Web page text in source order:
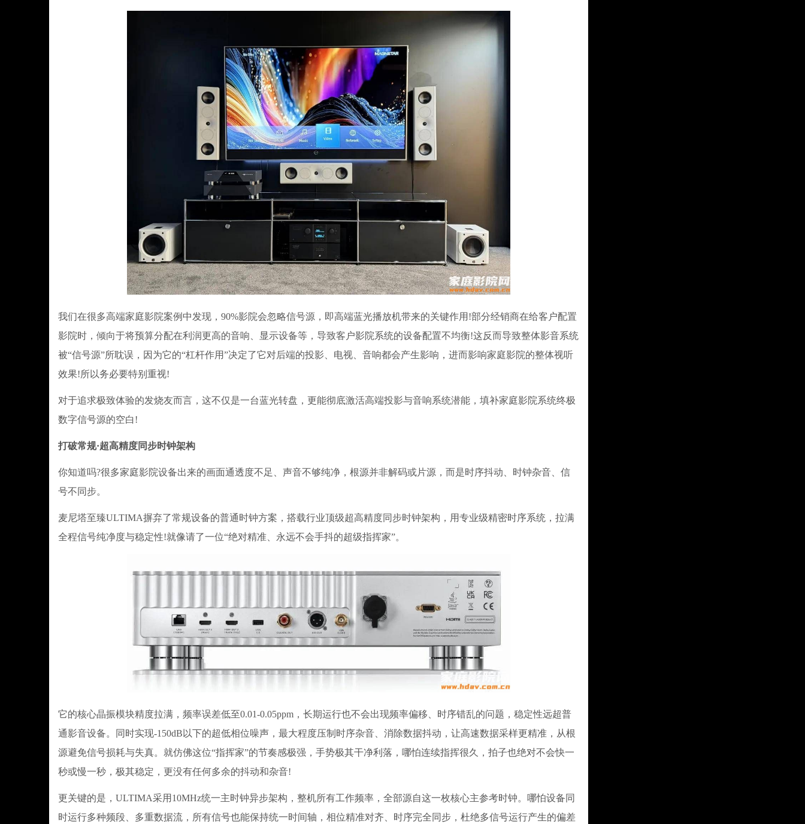
我们在很多高端家庭影院案例中发现，90%影院会忽略信号源，即高端蓝光播放机带来的关键作用!部分经销商在给客户配置
影院时，倾向于将预算分配在利润更高的音响、显示设备等，导致客户影院系统的设备配置不均衡!这反而导致整体影音系统
被“信号源”所耽误，因为它的“杠杆作用”决定了它对后端的投影、电视、音响都会产生影响，进而影响家庭影院的整体视听
效果!所以务必要特别重视!
对于追求极致体验的发烧友而言，这不仅是一台蓝光转盘，更能彻底激活高端投影与音响系统潜能，填补家庭影院系统终极
数字信号源的空白!
打破常规·超高精度同步时钟架构
你知道吗?很多家庭影院设备出来的画面通透度不足、声音不够纯净，根源并非解码或片源，而是时序抖动、时钟杂音、信
号不同步。
麦尼塔至臻ULTIMA摒弃了常规设备的普通时钟方案，搭载行业顶级超高精度同步时钟架构，用专业级精密时序系统，拉满
全程信号纯净度与稳定性!就像请了一位“绝对精准、永远不会手抖的超级指挥家”。
它的核心晶振模块精度拉满，频率误差低至0.01-0.05ppm，长期运行也不会出现频率偏移、时序错乱的问题，稳定性远超普
通影音设备。同时实现-150dB以下的超低相位噪声，最大程度压制时序杂音、消除数据抖动，让高速数据采样更精准，从根
源避免信号损耗与失真。就仿佛这位“指挥家”的节奏感极强，手势极其干净利落，哪怕连续指挥很久，拍子也绝对不会快一
秒或慢一秒，极其稳定，更没有任何多余的抖动和杂音!
更关键的是，ULTIMA采用10MHz统一主时钟异步架构，整机所有工作频率，全部源自这一枚核心主参考时钟。哪怕设备同
时运行多种频段、多重数据流，所有信号也能保持统一时间轴，相位精准对齐、时序完全同步，杜绝多信号运行产生的偏差